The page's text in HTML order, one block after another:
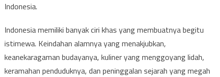
Indonesia.
Indonesia memiliki banyak ciri khas yang membuatnya begitu
istimewa. Keindahan alamnya yang menakjubkan,
keanekaragaman budayanya, kuliner yang menggoyang lidah,
keramahan penduduknya, dan peninggalan sejarah yang megah